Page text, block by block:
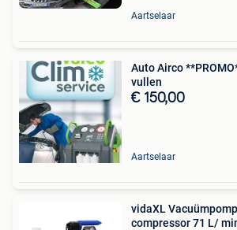
Aartselaar
Auto Airco **PROMO**
vullen
€ 150,00
Aartselaar
vidaXL
compressor 71 L/